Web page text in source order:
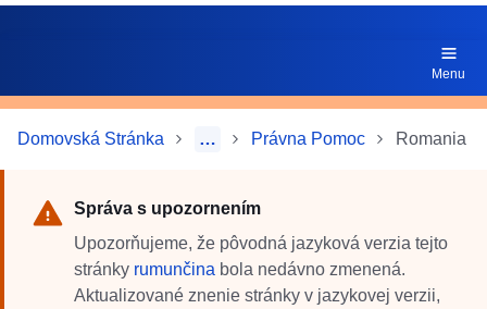
Menu
Domovská Stránka … Právna Pomoc Romania
Správa s upozornením
Upozorňujeme, že pôvodná jazyková verzia tejto
stránky rumunčina bola nedávno zmenená.
Aktualizované znenie stránky v jazykovej verzii,